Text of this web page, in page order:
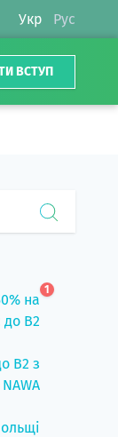
Укр Рус
ВСТУП
на
до B2
1
B2 з